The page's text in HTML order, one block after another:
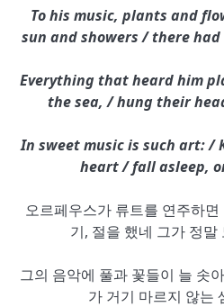
To his music, plants and
sun and showers / there
Everything that heard him
the sea, / hung their
In sweet music is such art: /
heart / fall asleep,
오르페우스가 류트를 연주하
기, 절을 했네 그가 정말
그의 음악에 풀과 꽃들이 늘 솟
가 거기 마르지 않는